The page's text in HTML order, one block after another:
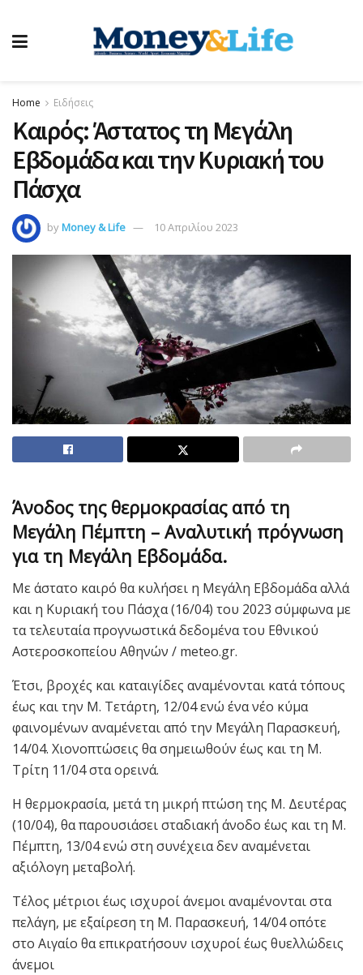
Home Ειδήσεις
Καιρός: Άστατος τη Μεγάλη
Εβδομάδα και την Κυριακή του
Πάσχα
byMoney & Life 10 Απριλίου 2023
Άνοδος της θερμοκρασίας από τη
Μεγάλη Πέμπτη – Αναλυτική πρόγνωση
για τη Μεγάλη Εβδομάδα.
Με άστατο καιρό θα κυλήσει η Μεγάλη Εβδομάδα αλλά
και η Κυριακή του Πάσχα (16/04) του 2023 σύμφωνα με
τα τελευταία προγνωστικά δεδομένα του Εθνικού
Αστεροσκοπείου Αθηνών / meteo.gr.
Έτσι, βροχές και καταιγίδες αναμένονται κατά τόπους
έως και την Μ. Τετάρτη, 12/04 ενώ ένα νέο κύμα
φαινομένων αναμένεται από την Μεγάλη Παρασκευή,
14/04. Χιονοπτώσεις θα σημειωθούν έως και τη Μ.
Τρίτη 11/04 στα ορεινά.
Η θερμοκρασία, μετά τη μικρή πτώση της Μ. Δευτέρας
(10/04), θα παρουσιάσει σταδιακή άνοδο έως και τη Μ.
Πέμπτη, 13/04 ενώ στη συνέχεια δεν αναμένεται
αξιόλογη μεταβολή.
Τέλος μέτριοι έως ισχυροί άνεμοι αναμένονται στα
πελάγη, με εξαίρεση τη Μ. Παρασκευή, 14/04 οπότε
στο Αιγαίο θα επικρατήσουν ισχυροί έως θυελλώδεις
άνεμοι